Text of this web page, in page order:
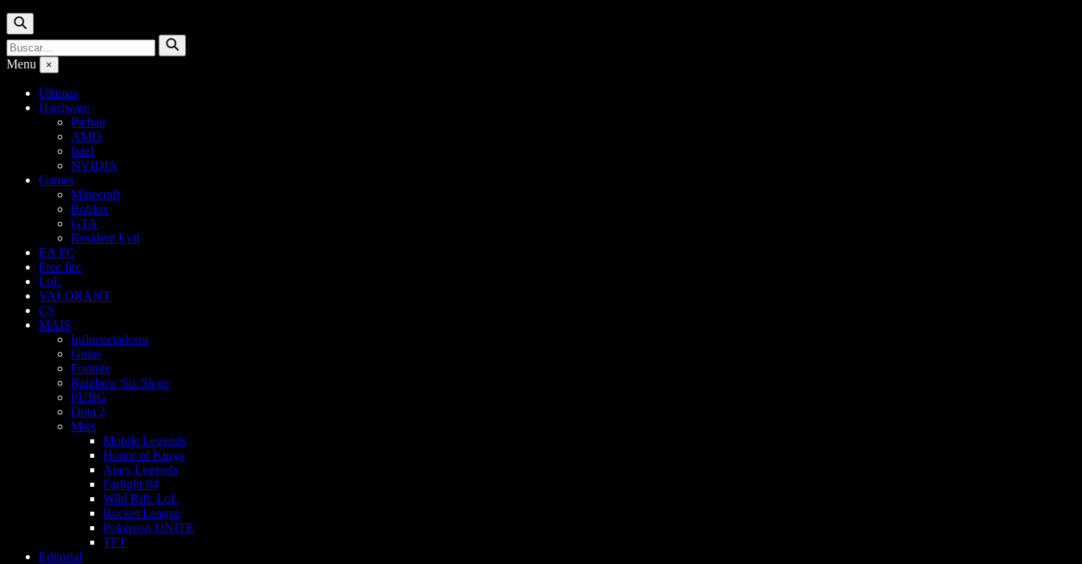
Buscar
Buscar
por:
Buscar
Menu ×
Últimas
Hardware
Pichau
AMD
Intel
NVIDIA
Games
Minecraft
Roblox
GTA
Resident Evil
EA FC
Free fire
LoL
VALORANT
CS
MAIS
Influenciadores
Guias
Fortnite
Rainbow Six Siege
PUBG
Dota 2
Mais
Mobile Legends
Honor of Kings
Apex Legends
Farlight 84
Wild Rift: LoL
Rocket League
Pokémon UNITE
TFT
Editorial